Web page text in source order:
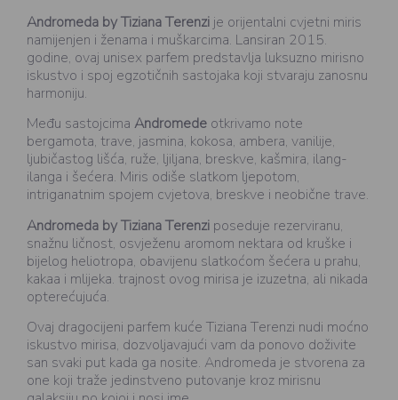
Andromeda by Tiziana Terenzi je orijentalni cvjetni miris
namijenjen i ženama i muškarcima. Lansiran 2015.
godine, ovaj unisex parfem predstavlja luksuzno mirisno
iskustvo i spoj egzotičnih sastojaka koji stvaraju zanosnu
harmoniju.
Među sastojcima Andromede otkrivamo note
bergamota, trave, jasmina, kokosa, ambera, vanilije,
ljubičastog lišća, ruže, ljiljana, breskve, kašmira, ilang-
ilanga i šećera. Miris odiše slatkom ljepotom,
intriganatnim spojem cvjetova, breskve i neobične trave.
Andromeda by Tiziana Terenzi poseduje rezerviranu,
snažnu ličnost, osvježenu aromom nektara od kruške i
bijelog heliotropa, obavijenu slatkoćom šećera u prahu,
kakaa i mlijeka. trajnost ovog mirisa je izuzetna, ali nikada
opterećujuća.
Ovaj dragocijeni parfem kuće Tiziana Terenzi nudi moćno
iskustvo mirisa, dozvoljavajući vam da ponovo doživite
san svaki put kada ga nosite. Andromeda je stvorena za
one koji traže jedinstveno putovanje kroz mirisnu